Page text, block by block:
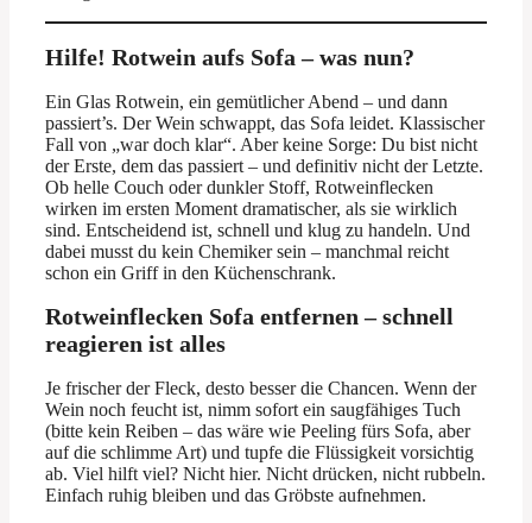
Hilfe! Rotwein aufs Sofa – was nun?
Ein Glas Rotwein, ein gemütlicher Abend – und dann
passiert’s. Der Wein schwappt, das Sofa leidet. Klassischer
Fall von „war doch klar“. Aber keine Sorge: Du bist nicht
der Erste, dem das passiert – und definitiv nicht der Letzte.
Ob helle Couch oder dunkler Stoff, Rotweinflecken
wirken im ersten Moment dramatischer, als sie wirklich
sind. Entscheidend ist, schnell und klug zu handeln. Und
dabei musst du kein Chemiker sein – manchmal reicht
schon ein Griff in den Küchenschrank.
Rotweinflecken Sofa entfernen – schnell
reagieren ist alles
Je frischer der Fleck, desto besser die Chancen. Wenn der
Wein noch feucht ist, nimm sofort ein saugfähiges Tuch
(bitte kein Reiben – das wäre wie Peeling fürs Sofa, aber
auf die schlimme Art) und tupfe die Flüssigkeit vorsichtig
ab. Viel hilft viel? Nicht hier. Nicht drücken, nicht rubbeln.
Einfach ruhig bleiben und das Gröbste aufnehmen.